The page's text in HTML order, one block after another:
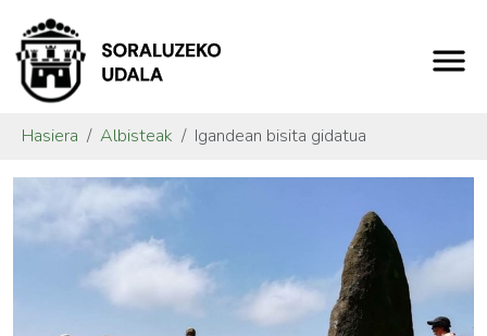
Hasiera Albisteak Igandean bisita gidatua